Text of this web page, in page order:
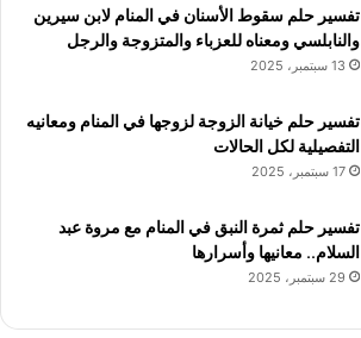
تفسير حلم سقوط الأسنان في المنام لابن سيرين
والنابلسي ومعناه للعزباء والمتزوجة والرجل
13 سبتمبر، 2025
تفسير حلم خيانة الزوجة لزوجها في المنام ومعانيه
التفصيلية لكل الحالات
17 سبتمبر، 2025
تفسير حلم ثمرة النبق في المنام مع مروة عبد
السلام.. معانيها وأسرارها
29 سبتمبر، 2025